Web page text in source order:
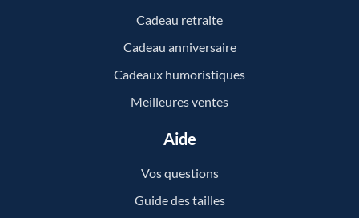
Cadeau retraite
Cadeau anniversaire
Cadeaux humoristiques
Meilleures ventes
Aide
Vos questions
Guide des tailles